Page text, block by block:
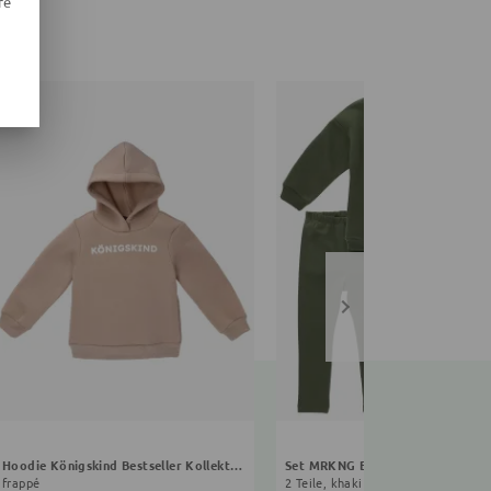
Hoodie Königskind Bestseller Kollektion
frappé
Set MRKNG Bestseller Kollektion
2 Teile, khaki